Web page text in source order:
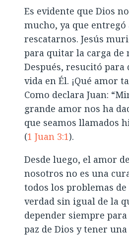
Es evidente que Dios
mucho, ya que
rescatarnos. Jesús
para quitar la carga de
Después, resucitó para
vida en Él. ¡Qué amor
Como declara Juan:
grande amor nos ha
que seamos llamados
(1 Juan 3:1).
Desde luego, el amor
nosotros no es una
todos los problemas
verdad sin igual de la
depender siempre
paz de Dios y tener